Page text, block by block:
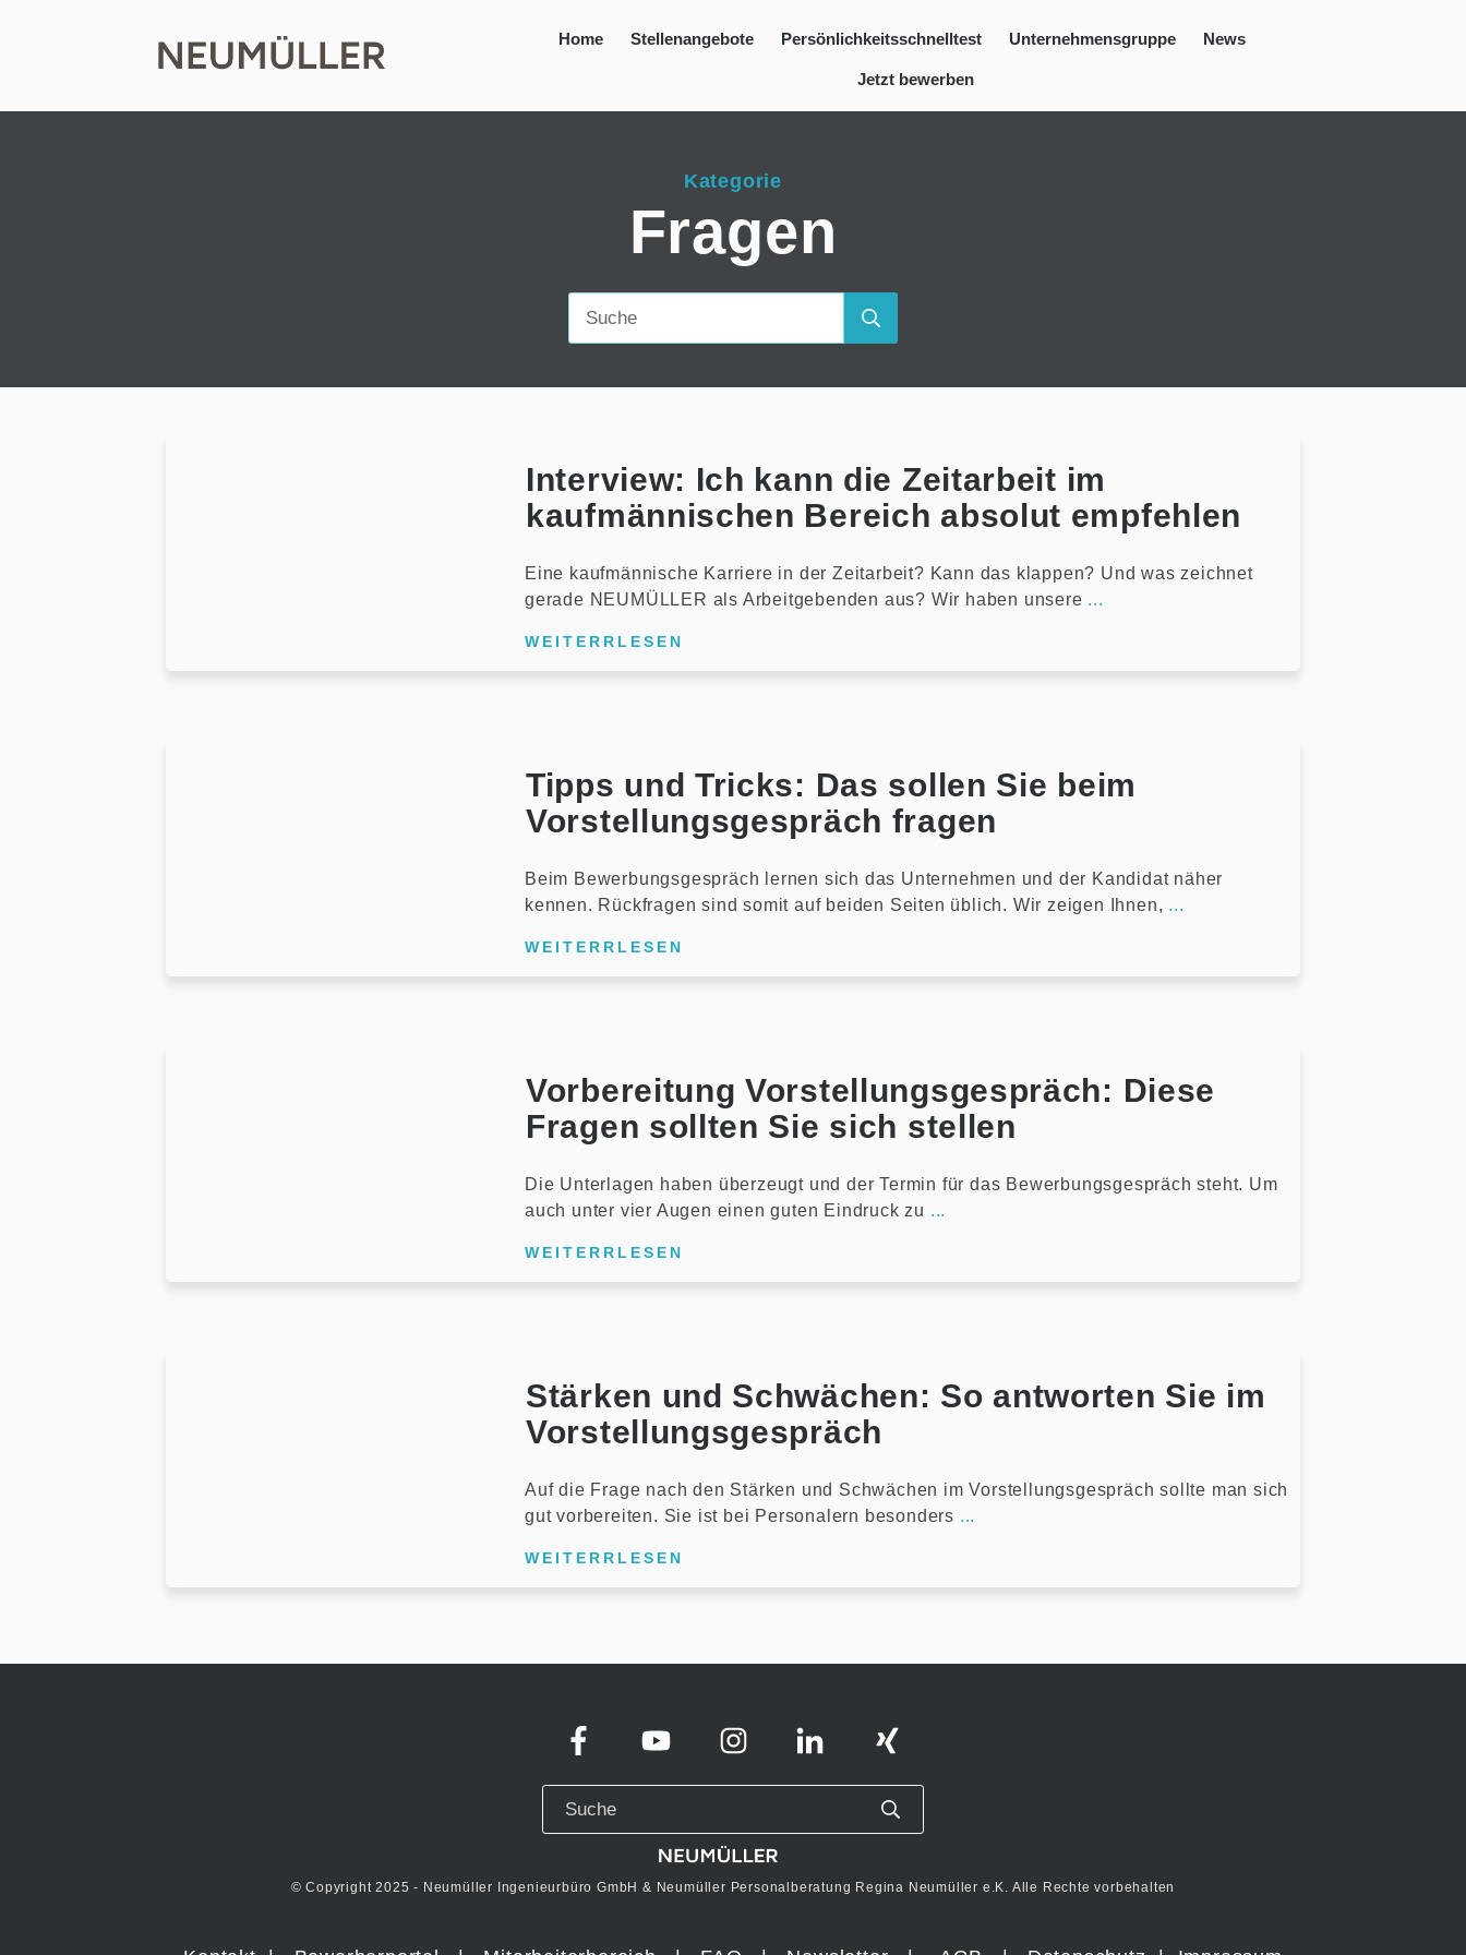
Home Stellenangebote Persönlichkeitsschnelltest Unternehmensgruppe News
Jetzt bewerben
Kategorie
Fragen
Interview: Ich kann die Zeitarbeit im
kaufmännischen Bereich absolut empfehlen
Eine kaufmännische Karriere in der Zeitarbeit? Kann das klappen? Und was zeichnet
gerade NEUMÜLLER als Arbeitgebenden aus? Wir haben unsere ...
WEITERRLESEN
Tipps und Tricks: Das sollen Sie beim
Vorstellungsgespräch fragen
Beim Bewerbungsgespräch lernen sich das Unternehmen und der Kandidat näher
kennen. Rückfragen sind somit auf beiden Seiten üblich. Wir zeigen Ihnen, ...
WEITERRLESEN
Vorbereitung Vorstellungsgespräch: Diese
Fragen sollten Sie sich stellen
Die Unterlagen haben überzeugt und der Termin für das Bewerbungsgespräch steht. Um
auch unter vier Augen einen guten Eindruck zu ...
WEITERRLESEN
Stärken und Schwächen: So antworten Sie im
Vorstellungsgespräch
Auf die Frage nach den Stärken und Schwächen im Vorstellungsgespräch sollte man sich
gut vorbereiten. Sie ist bei Personalern besonders ...
WEITERRLESEN
© Copyright 2025 - Neumüller Ingenieurbüro GmbH & Neumüller Personalberatung Regina Neumüller e.K. Alle Rechte vorbehalten